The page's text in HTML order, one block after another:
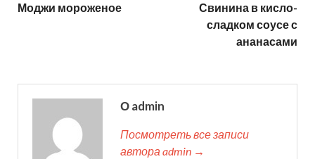
Моджи мороженое
Свинина в кисло-
сладком соусе с
ананасами
О admin
Посмотреть все записи
автора admin →